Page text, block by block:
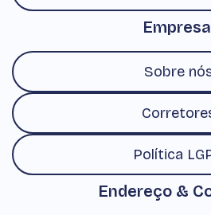
Empresa
Sobre
Política
Endereço &